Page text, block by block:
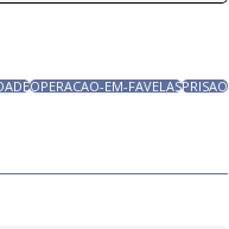
OPERACAO-EM-FAVELASPRISAO